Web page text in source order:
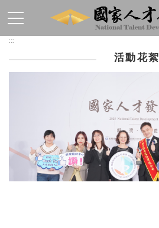
:::
活動花絮